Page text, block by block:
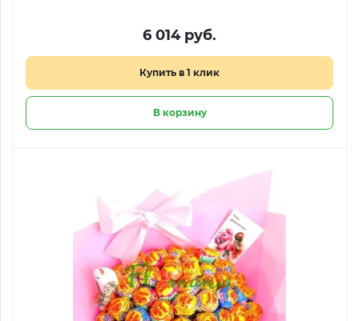
6 014 руб.
Купить в 1 клик
В корзину